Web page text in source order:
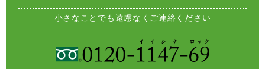
小さなことでも遠慮なくご連絡ください